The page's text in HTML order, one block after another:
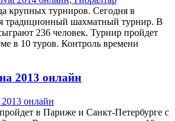
крупных турниров. Сегодня в
традиционный шахматный турнир. В
236 человек. Турнир пройдет
в 10 туров. Контроль времени
2013 онлайн
в Париже и Санкт-Петербурге с